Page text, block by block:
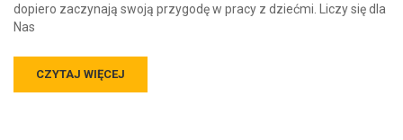
dopiero zaczynają swoją przygodę w pracy z dziećmi. Liczy się dla
Nas
CZYTAJ WIĘCEJ